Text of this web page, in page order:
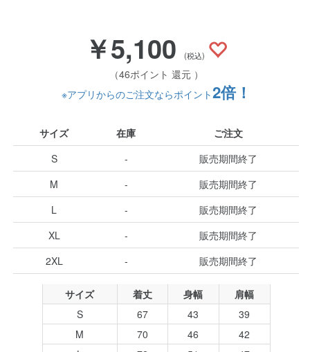
￥5,100 (税込)
（46ポイント 還元 ）
※アプリからのご注文ならポイント2倍！
サイズ 在庫
ご注文
S
-
販売期間終了
M
-
販売期間終了
L
-
販売期間終了
XL
-
販売期間終了
2XL
- 販売期間終了
サイズ 着丈 身幅
肩幅
S
67 43
39
M
70 46
42